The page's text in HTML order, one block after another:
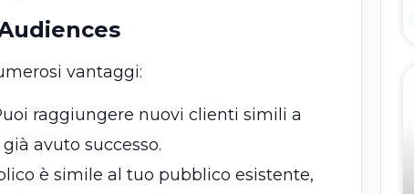
vantaggi:
raggiungere nuovi clienti simili a
avuto successo.
è simile al tuo pubblico esistente,